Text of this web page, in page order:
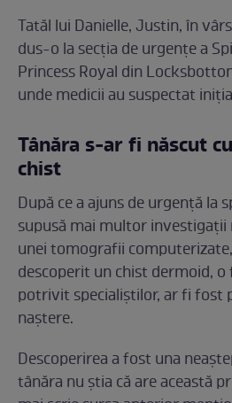
Tatăl lui Danielle, Justin, în
dus-o la secția de urgențe a
Princess Royal din
unde medicii au suspectat
Tânăra s-ar fi născut
chist
După ce a ajuns de urgență la
supusă mai multor investigații
unei tomografii
descoperit un chist dermoid,
potrivit specialiștilor, ar fi fost
naștere.
Descoperirea a fost una
tânăra nu știa că are această